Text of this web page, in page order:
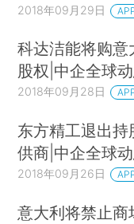
2018年09月29日
科达洁能将购
股权|中企全球
2018年09月28日
东方精工退出
供商|中企全球
2018年09月26日
意大利将禁止商